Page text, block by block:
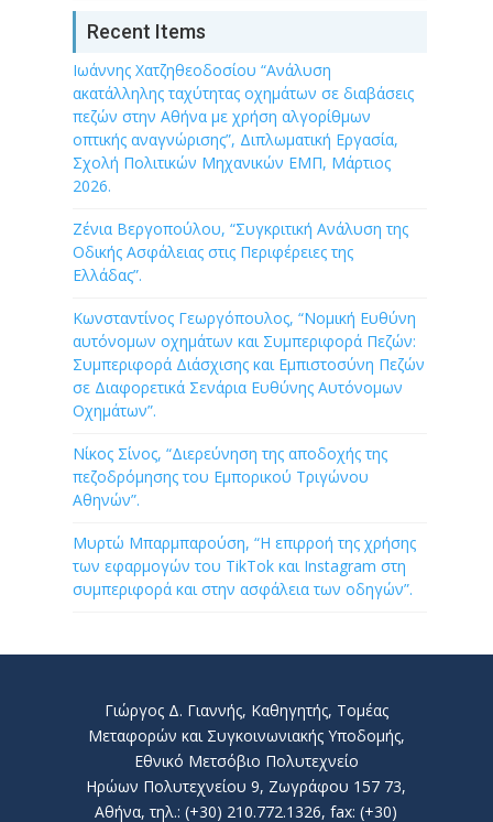
Recent Items
Ιωάννης Χατζηθεοδοσίου “Ανάλυση
ακατάλληλης ταχύτητας οχημάτων σε διαβάσεις
πεζών στην Αθήνα με χρήση αλγορίθμων
οπτικής αναγνώρισης”, Διπλωματική Εργασία,
Σχολή Πολιτικών Μηχανικών ΕΜΠ, Μάρτιος
2026.
Ζένια Βεργοπούλου, “Συγκριτική Ανάλυση της
Οδικής Ασφάλειας στις Περιφέρειες της
Ελλάδας”.
Κωνσταντίνος Γεωργόπουλος, “Νομική Ευθύνη
αυτόνομων οχημάτων και Συμπεριφορά Πεζών:
Συμπεριφορά Διάσχισης και Εμπιστοσύνη Πεζών
σε Διαφορετικά Σενάρια Ευθύνης Αυτόνομων
Οχημάτων”.
Νίκος Σίνος, “Διερεύνηση της αποδοχής της
πεζοδρόμησης του Εμπορικού Τριγώνου
Αθηνών”.
Μυρτώ Μπαρμπαρούση, “Η επιρροή της χρήσης
των εφαρμογών του TikTok και Instagram στη
συμπεριφορά και στην ασφάλεια των οδηγών”.
Γιώργος Δ. Γιαννής, Καθηγητής, Τομέας
Μεταφορών και Συγκοινωνιακής Υποδομής,
Εθνικό Μετσόβιο Πολυτεχνείο
Ηρώων Πολυτεχνείου 9, Ζωγράφου 157 73,
Αθήνα, τηλ.: (+30) 210.772.1326, fax: (+30)